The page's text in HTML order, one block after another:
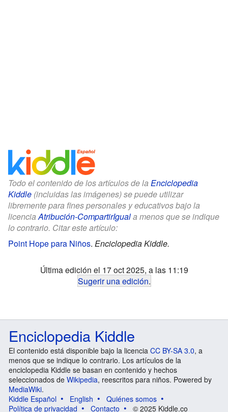
Todo el contenido de los artículos de la Enciclopedia
Kiddle (incluidas las imágenes) se puede utilizar
libremente para fines personales y educativos bajo la
licenciaAtribución-CompartirIguala menos que se indique
lo contrario. Citar este artículo:
Point Hope para Niños. Enciclopedia Kiddle.
Última edición el 17 oct 2025, a las 11:19
Sugerir una edición.
Enciclopedia Kiddle
El contenido está disponible bajo la licencia CC BY-SA 3.0, a
menos que se indique lo contrario. Los artículos de la
enciclopedia Kiddle se basan en contenido y hechos
seleccionados de Wikipedia, reescritos para niños. Powered by
MediaWiki.
Kiddle Español
English
Quiénes somos
Política de privacidad
Contacto © 2025 Kiddle.co